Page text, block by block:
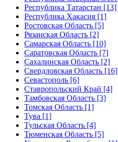
Республика Татарстан [13]
Республика Хакасия [1]
Ростовская Область [5]
Рязанская Область [2]
Самарская Область [10]
Саратовская Область [7]
Сахалинская Область [2]
Свердловская Область [16]
Севастополь [6]
Ставропольский Край [4]
Тамбовская Область [3]
Томская Область [1]
Тува [1]
Тульская Область [4]
Тюменская Область [5]